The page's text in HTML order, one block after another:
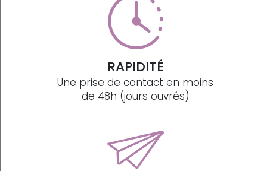
RAPIDITÉ
Une prise de contact en moins
de 48h (jours ouvrés)